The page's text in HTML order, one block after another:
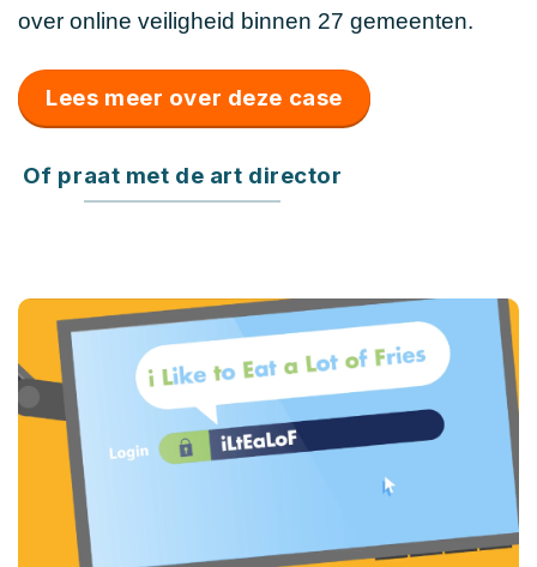
over online veiligheid binnen 27 gemeenten.
Lees meer over deze case
Of praat met de art director